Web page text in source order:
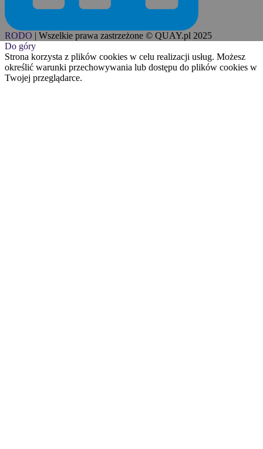
RODO | Wszelkie prawa zastrzeżone © QUAY.pl 2025
Do góry
Strona korzysta z plików cookies w celu realizacji usług. Możesz
określić warunki przechowywania lub dostępu do plików cookies w
Twojej przeglądarce.